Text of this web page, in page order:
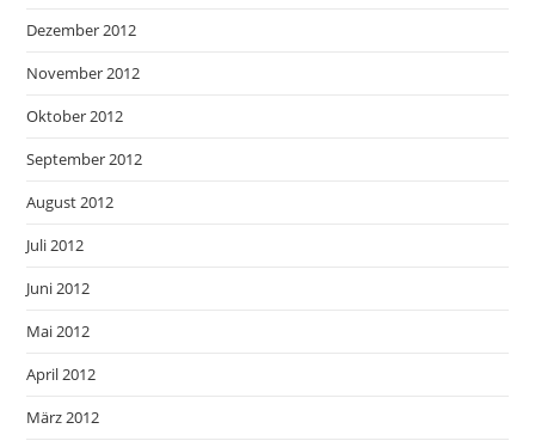
Dezember 2012
November 2012
Oktober 2012
September 2012
August 2012
Juli 2012
Juni 2012
Mai 2012
April 2012
März 2012